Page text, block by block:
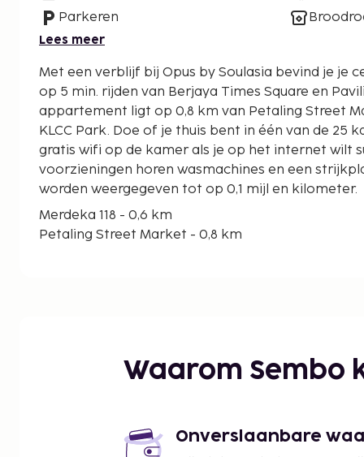
Parkeren
Lees meer
Met een verblijf bij Opus by Soulasia bevind je je
op 5 min. rijden van Berjaya Times Square en
appartement ligt op 0,8 km van Petaling Street
KLCC Park. Doe of je thuis bent in één van de 25
gratis wifi op de kamer als je op het internet wilt
voorzieningen horen wasmachines en een
worden weergegeven tot op 0,1 mijl en kilometer.
Merdeka 118 - 0,6 km
Petaling Street Market - 0,8 km
Gebouw van sultan Abdul Samad - 1,7 km
Moskee Jamek - 1,8 km
Jalan Alor - 1,9 km
Waarom Sembo
Onverslaanbare